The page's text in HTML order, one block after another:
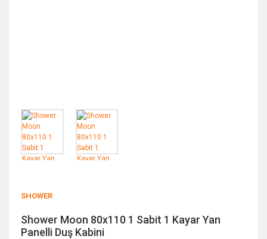
SHOWER
Shower Moon 80x110 1 Sabit 1 Kayar Yan
Panelli Duş Kabini